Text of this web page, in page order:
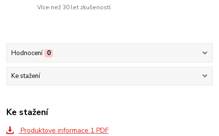
Více než 30 let zkušeností.
Hodnocení 0
Ke stažení
Ke stažení
Produktove informace 1 PDF